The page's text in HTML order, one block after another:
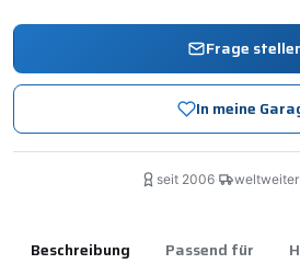
Frage
In meine
seit 2006· weltweiter
Beschreibung Passend für